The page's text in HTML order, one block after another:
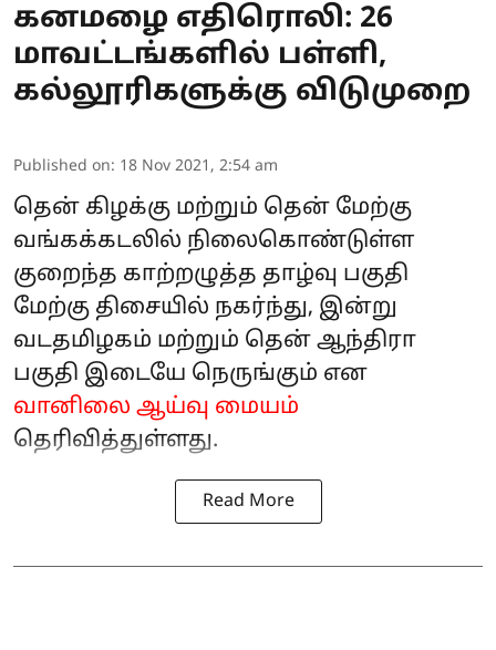
கனமழை எதிரொலி: 26
மாவட்டங்களில் பள்ளி,
கல்லூரிகளுக்கு விடுமுறை
Published on: 18 Nov 2021, 2:54 am
தென் கிழக்கு மற்றும் தென் மேற்கு
வங்கக்கடலில் நிலைகொண்டுள்ள
குறைந்த காற்றழுத்த தாழ்வு பகுதி
மேற்கு திசையில் நகர்ந்து, இன்று
வடதமிழகம் மற்றும் தென் ஆந்திரா
பகுதி இடையே நெருங்கும் என
வானிலை ஆய்வு மையம்
தெரிவித்துள்ளது.
Read More